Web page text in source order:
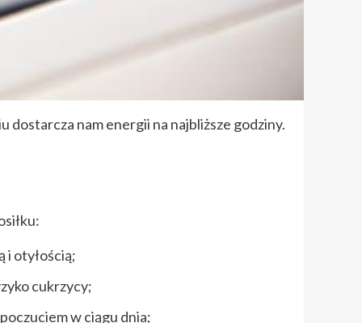
dostarcza nam energii na najbliższe godziny.
i otyłością;
cukrzycy;
w ciągu dnia;